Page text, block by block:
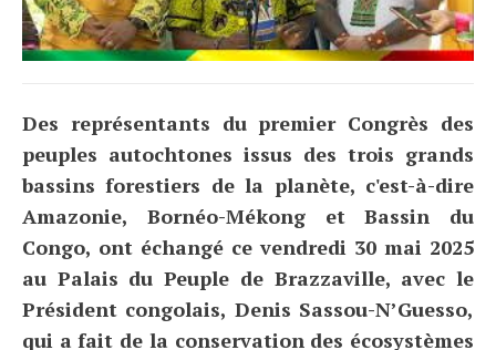
Des représentants du premier Congrès des
peuples autochtones issus des trois grands
bassins forestiers de la planète, c'est-à-dire
Amazonie, Bornéo-Mékong et Bassin du
Congo, ont échangé ce vendredi 30 mai 2025
au Palais du Peuple de Brazzaville, avec le
Président congolais, Denis Sassou-N’Guesso,
qui a fait de la conservation des écosystèmes